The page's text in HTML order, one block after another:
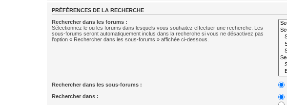
PRÉFÉRENCES DE LA RECHERCHE
Rechercher dans les forums :
Sélectionnez le ou les forums dans lesquels vous souhaitez effectuer une recherche. Les
sous-forums seront automatiquement inclus dans la recherche si vous ne désactivez pas
l’option « Rechercher dans les sous-forums » affichée ci-dessous.
Rechercher dans les sous-forums :
Rechercher dans :